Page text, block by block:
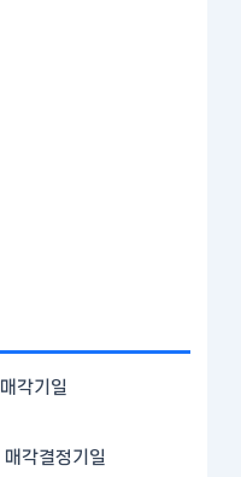
매각기일
매각결정기일